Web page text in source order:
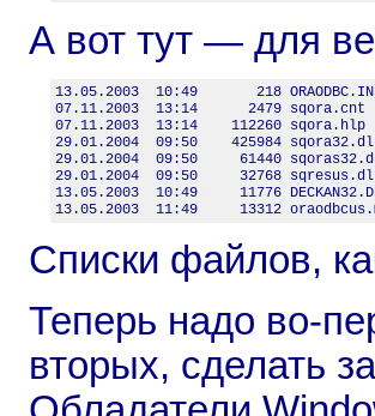
А вот тут — для
13.05.2003  10:49       218
07.11.2003  13:14      2479 sqora.cnt
07.11.2003  13:14    112260 sqora.hlp
29.01.2004  09:50    425984
29.01.2004  09:50     61440
29.01.2004  09:50     32768
13.05.2003  10:49     11776
13.05.2003  11:49     13312
Списки файлов,
Теперь надо во-
вторых, сделать